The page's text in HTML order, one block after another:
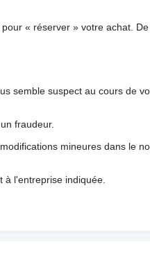
« réserver » votre achat.
semble suspect au cours de
fraudeur.
mineures dans le
à l'entreprise indiquée.